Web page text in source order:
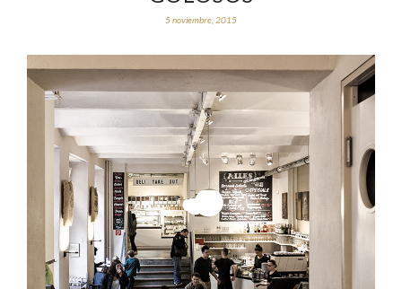
5 noviembre, 2015